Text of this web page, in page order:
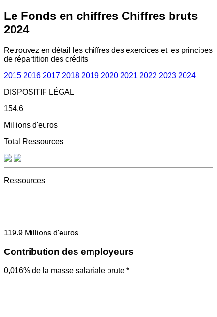
Le Fonds en chiffres Chiffres bruts
2024
Retrouvez en détail les chiffres des exercices et les principes
de répartition des crédits
2015 2016 2017 2018 2019 2020 2021 2022 2023 2024
DISPOSITIF LÉGAL
154.6
Millions d'euros
Total Ressources
Ressources
119.9 Millions d'euros
Contribution des employeurs
0,016% de la masse salariale brute *